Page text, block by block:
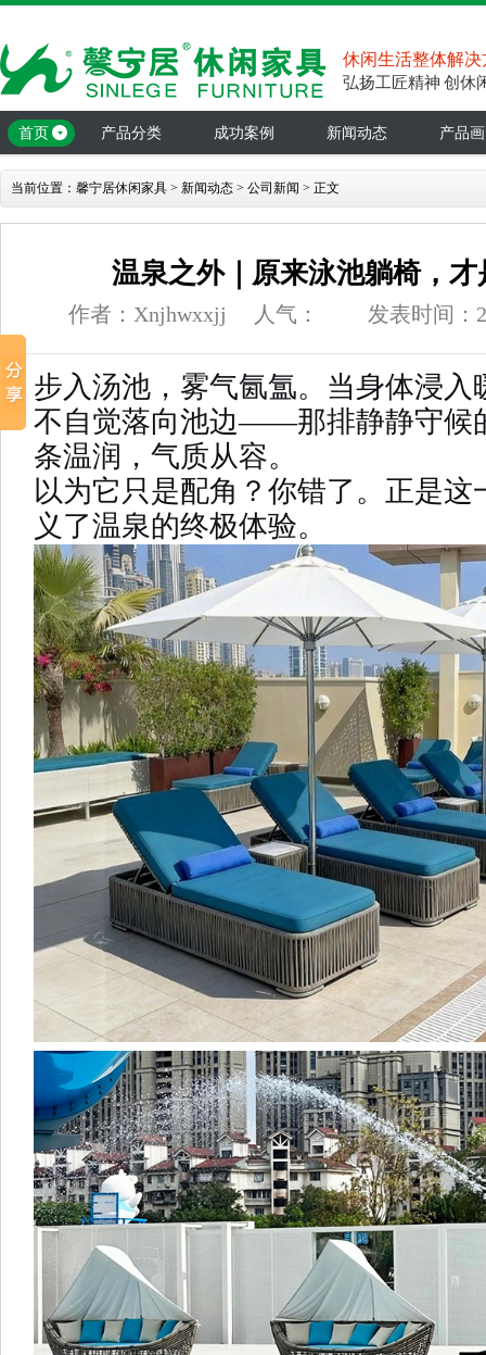
休闲生活整体解决
弘扬工匠精神 创休
首页 产品分类 成功案例 新闻动态 产品
当前位置： 馨宁居休闲家具 > 新闻动态 > 公司新闻 > 正文
温泉之外｜原来泳池躺椅，才
作者：Xnjhwxxjj 人气： 发表时间：
步入汤池，雾气氤氲。当身体浸入
不自觉落向池边——那排静静守候
条温润，气质从容。
以为它只是配角？你错了。正是这
义了温泉的终极体验。